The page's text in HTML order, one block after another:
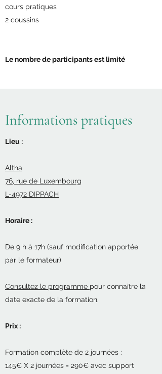
cours pratiques
2 coussins
Le nombre de participants est limité
Informations pratiques
Lieu :
Altha
76, rue de Luxembourg
L-4972 DIPPACH
Horaire :
De 9 h à 17h (sauf modification apportée
par le formateur)
Consultez le programme pour connaître la
date exacte de la formation.
Prix :
Formation complète de 2 journées :
145€ X 2 journées = 290€ avec support